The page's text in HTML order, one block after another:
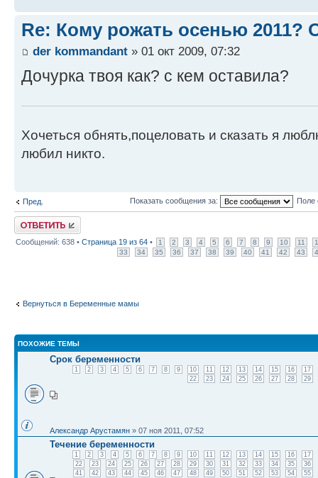
Re: Кому рожать осенью 2011?
der kommandant » 01 окт 2009, 07:32
Дочурка твоя как? с кем оставила?
Хочеться обнять,поцеловать и сказать я
любил никто.
Пред. Показать сообщения за: Поле
Ответить
Сообщений: 638 • Страница 19 из 64 • 1 2 3 4 5 6 7 8 9 10 11
33
34 35 36 37 38 39 40 41 42 43
Вернуться в Беременные мамы
ПОХОЖИЕ ТЕМЫ
Срок беременности
1 2 3 4 5 6 7 8 9 10 11 12 13 14 15 16
17
22
23 24 25 26 27 28 29
Александр Арустамян » 07 ноя 2011, 07:52
Течение беременности
1 2 3 4 5 6 7 8 9 10 11 12 13 14 15 16
17
22
23 24 25 26 27 28 29 30 31 32 33 34 35
36
41
42 43 44 45 46 47 48 49 50 51 52 53 54 55